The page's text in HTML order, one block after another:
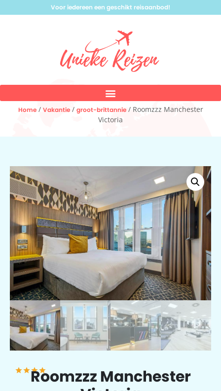
Voor iedereen een geschikt reisaanbod!
Home/ Vakantie/ groot-brittannie/ Roomzzz Manchester
Victoria
Roomzzz Manchester